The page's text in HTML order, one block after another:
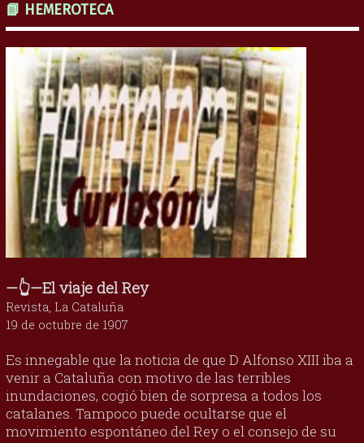
📗 HEMEROTECA
—👆—El viaje del Rey
Revista, La Cataluña
19 de octubre de 1907
Es innegable que la noticia de que D Alfonso XIII iba a
venir a Cataluña con motivo de las terribles
inundaciones, cogió bien de sorpresa a todos los
catalanes. Tampoco puede ocultarse que el
movimiento espontáneo del Rey o el consejo de su